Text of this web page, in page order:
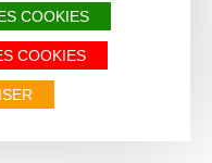
COOKIES
COOKIES